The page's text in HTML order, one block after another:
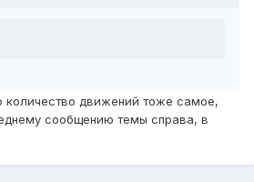
количество движений тоже самое,
сообщению темы справа, в